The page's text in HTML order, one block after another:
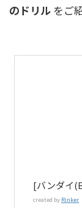
のドリル をご
[バンダイ
created by Rinker